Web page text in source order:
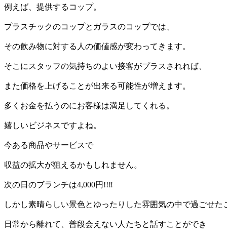
例えば、提供するコップ。
プラスチックのコップとガラスのコップでは、
その飲み物に対する人の価値感が変わってきます。
そこにスタッフの気持ちのよい接客がプラスされれば、
また価格を上げることが出来る可能性が増えます。
多くお金を払うのにお客様は満足してくれる。
嬉しいビジネスですよね。
今ある商品やサービスで
収益の拡大が狙えるかもしれません。
次の日のブランチは4,000円!!‼
しかし素晴らしい景色とゆったりした雰囲気の中で過ごせ
日常から離れて、普段会えない人たちと話すことができ